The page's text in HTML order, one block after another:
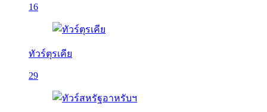
16
ทัวร์ตุรเคีย
29